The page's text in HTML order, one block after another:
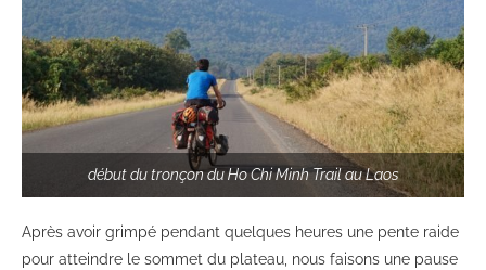
début du tronçon du Ho Chi Minh Trail au Laos
Après avoir grimpé pendant quelques heures une pente raide
pour atteindre le sommet du plateau, nous faisons une pause